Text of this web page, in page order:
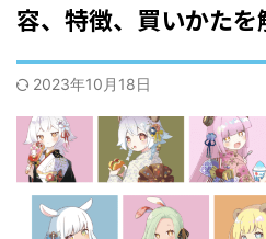
容、特徴、買いかたを
2023年10月18日